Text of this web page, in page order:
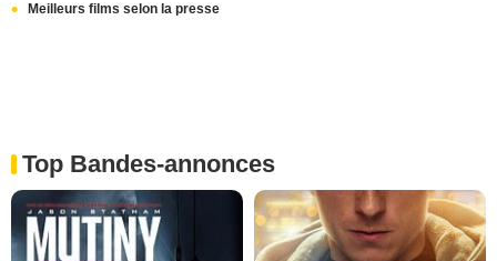
Meilleurs films selon la presse
Top Bandes-annonces